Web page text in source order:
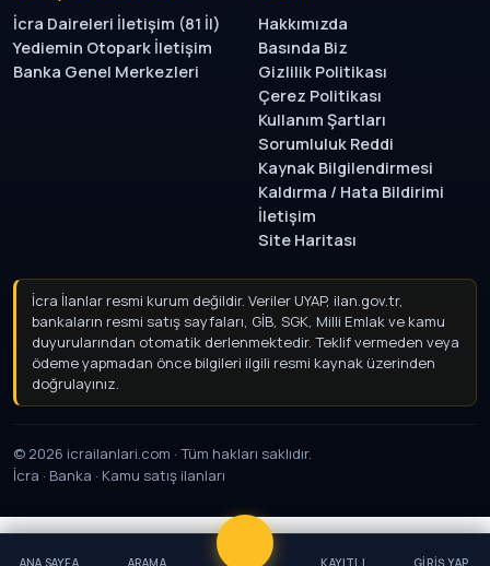
İcra Daireleri İletişim (81 İl)
Yediemin Otopark İletişim
Banka Genel Merkezleri
Hakkımızda
Basında Biz
Gizlilik Politikası
Çerez Politikası
Kullanım Şartları
Sorumluluk Reddi
Kaynak Bilgilendirmesi
Kaldırma / Hata Bildirimi
İletişim
Site Haritası
İcra İlanlar resmi kurum değildir. Veriler UYAP, ilan.gov.tr,
bankaların resmi satış sayfaları, GİB, SGK, Milli Emlak ve kamu
duyurularından otomatik derlenmektedir. Teklif vermeden
veya ödeme yapmadan önce bilgileri ilgili resmi kaynak
üzerinden doğrulayınız.
© 2026 icrailanlari.com · Tüm hakları saklıdır.
İcra · Banka · Kamu satış ilanları